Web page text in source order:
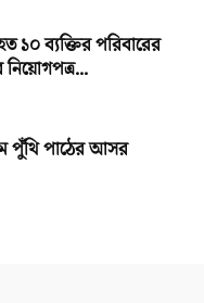
ব্যক্তির পরিবারের
নিয়োগপত্র...
পুঁথি পাঠের আসর